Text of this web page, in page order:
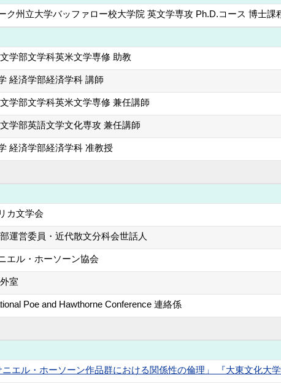
ク州立大学バッファロー校大学院 英文学専攻 Ph.D.コース 博士課
学部文学科英米文学専修 助教
経済学部経済学科 講師
学部文学科英米文学専修 兼任講師
学部英語文学文化専攻 兼任講師
経済学部経済学科 准教授
カ文学会
運営委員・近代散文分科会世話人
エル・ホーソーン協会
室
Poe and Hawthorne Conference 連絡係
エル・ホーソーン作品群における関係性の倫理」 『大東文化大